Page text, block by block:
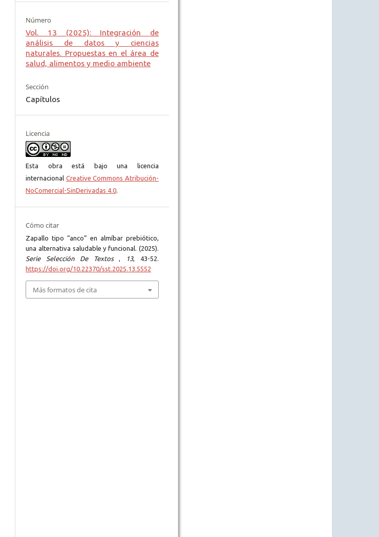
Número
Vol. 13 (2025): Integración de
análisis de datos y ciencias
naturales. Propuestas en el área de
salud, alimentos y medio ambiente
Sección
Capítulos
Licencia
Esta obra está bajo una licencia
internacional Creative Commons Atribución-
NoComercial-SinDerivadas 4.0.
Cómo citar
Zapallo tipo “anco” en almíbar prebiótico,
una alternativa saludable y funcional. (2025).
Serie Selección De Textos, 13, 43-52.
https://doi.org/10.22370/sst.2025.13.5552
Más formatos de cita